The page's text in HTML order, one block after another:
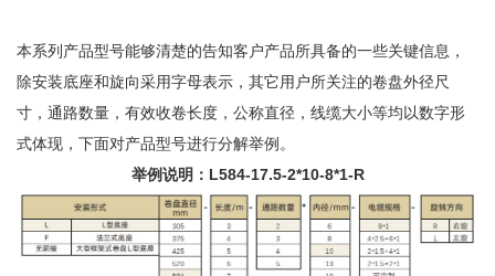
本系列产品型号能够清楚的告知客户产品所具备的一些关键信息，
除安装底座和旋向采用字母表示，其它用户所关注的卷盘外径尺
寸，通路数量，有效收卷长度，公称直径，线缆大小等均以数字形
式体现，下面对产品型号进行分解举例。
举例说明：L584-17.5-2*10-8*1-R